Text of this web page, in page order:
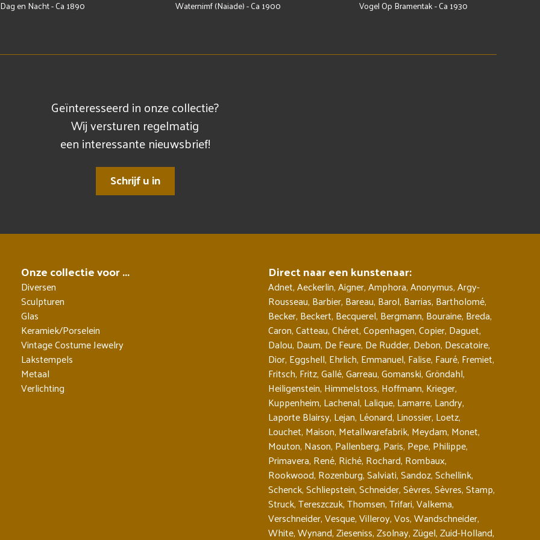
Dag en Nacht - Ca 1890 Waternimf (Naiade) - Ca 1900 Vogel Op Bramentak - Ca 1930
Geïnteresseerd in onze collectie?
Wij versturen regelmatig
een interessante nieuwsbrief!
Schrijf u in
Onze collectie voor ...
Diversen
Sculpturen
Glas
Keramiek/Porselein
Vintage Costume Jewelry
Lakstempels
Metaal
Verlichting
Direct naar een kunstenaar:
Adnet,Aeckerlin,Aigner,Amphora,Anonymus,Argy-
Rousseau, Barbier, Bareau, Barol, Barrias, Bartholomé,
Becker, Beckert, Becquerel, Bergmann, Bouraine, Breda,
Caron,Catteau,Chéret,Copenhagen,Copier, Daguet,
Dalou, Daum, De Feure, De Rudder, Debon, Descatoire,
Dior, Eggshell, Ehrlich, Emmanuel, Falise, Fauré, Fremiet,
Fritsch, Fritz,Gallé,Garreau,Gomanski,Gröndahl,
Heiligenstein, Himmelstoss, Hoffmann, Krieger,
Kuppenheim, Lachenal, Lalique, Lamarre, Landry,
Laporte Blairsy, Lejan, Léonard, Linossier, Loetz,
Louchet, Maison, Metallwarefabrik, Meydam, Monet,
Mouton, Nason, Pallenberg, Paris, Pepe, Philippe,
Primavera, René, Riché, Rochard, Rombaux,
Rookwood, Rozenburg,Salviati,Sandoz,Schellink,
Schenck,Schliepstein,Schneider,Sèvres,Sèvres,Stamp,
Struck,Tereszczuk,Thomsen,Trifari,Valkema,
Verschneider,Vesque,Villeroy,Vos,Wandschneider,
White,Wynand,Zieseniss,Zsolnay,Zügel,Zuid-Holland,